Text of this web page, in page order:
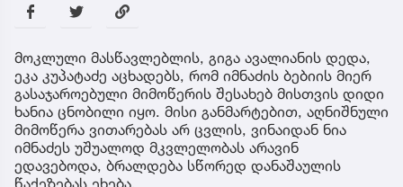
მოკლული მასწავლებლის, გიგა ავალიანის დედა,
ეკა კუპატაძე აცხადებს, რომ იმნაძის ბებიის მიერ
გასაჯაროებული მიმოწერის შესახებ მისთვის დიდი
ხანია ცნობილი იყო. მისი განმარტებით, აღნიშნული
მიმოწერა ვითარებას არ ცვლის, ვინაიდან ნია
იმნაძეს უშუალოდ მკვლელობას არავინ
ედავებოდა, ბრალდება სწორედ დანაშაულის